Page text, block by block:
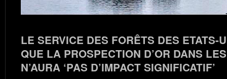
LE SERVICE DES FORÊTS DES ETATS-
QUE LA PROSPECTION D’OR DANS
N’AURA ‘PAS D’IMPACT SIGNIFICATIF’